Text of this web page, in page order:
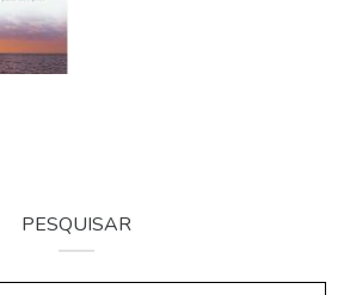
PESQUISAR